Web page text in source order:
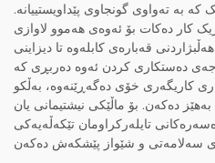
بە تەواوی گونجاوی پێداویستییانە.
کار دەکات بۆ ئەوەی هەموو لاوازی
قەبارەی کابلەوە تا دیزاینی
دەستکاری کردن ئەوە دەربڕی کە
کاریگەری خۆی دەگەڕێنەوە، بەڵکو
دەکەن. بۆ ماڵێکی نیشتیمانی یان
تایلەرکراومان تێکەڵەیەکی